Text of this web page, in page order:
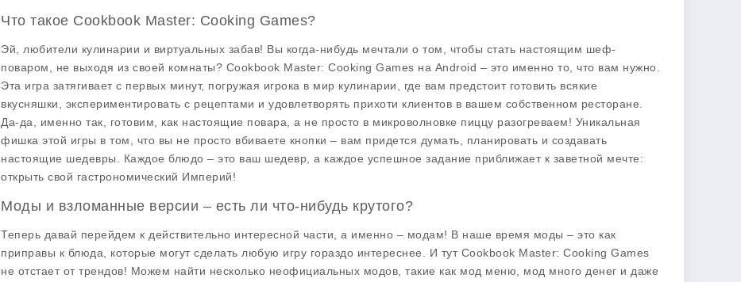
Что такое Cookbook Master: Cooking Games?
Эй, любители кулинарии и виртуальных забав! Вы когда-нибудь мечтали о том, чтобы стать настоящим шеф-
поваром, не выходя из своей комнаты? Cookbook Master: Cooking Games на Android – это именно то, что вам нужно.
Эта игра затягивает с первых минут, погружая игрока в мир кулинарии, где вам предстоит готовить всякие
вкусняшки, экспериментировать с рецептами и удовлетворять прихоти клиентов в вашем собственном ресторане.
Да-да, именно так, готовим, как настоящие повара, а не просто в микроволновке пиццу разогреваем! Уникальная
фишка этой игры в том, что вы не просто вбиваете кнопки – вам придется думать, планировать и создавать
настоящие шедевры. Каждое блюдо – это ваш шедевр, а каждое успешное задание приближает к заветной мечте:
открыть свой гастрономический Империй!
Моды и взломанные версии – есть ли что-нибудь крутого?
Теперь давай перейдем к действительно интересной части, а именно – модам! В наше время моды – это как
приправы к блюда, которые могут сделать любую игру гораздо интереснее. И тут Cookbook Master: Cooking Games
не отстает от трендов! Можем найти несколько неофициальных модов, такие как мод меню мод много денег и даже